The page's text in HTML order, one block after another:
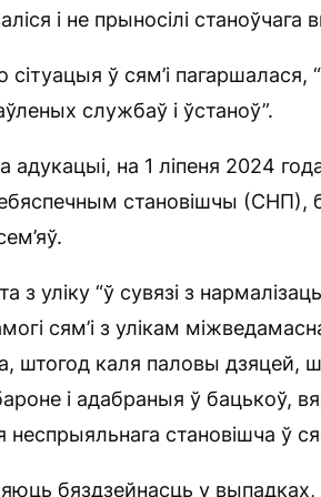
і не прыносілі станоўчага
ў сям’і пагаршалася,
службаў і ўстаноў”.
на 1 ліпеня 2024
становішчы
уліку “ў сувязі з
сям’і з улікам
штогод каля паловы дзяцей,
і адабраныя ў бацькоў,
становішча ў
бяздзейнасць у выпадках,